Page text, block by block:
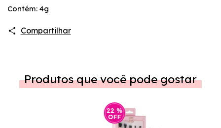
Contém: 4g
Compartilhar
Produtos que você pode gostar
22 %
OFF